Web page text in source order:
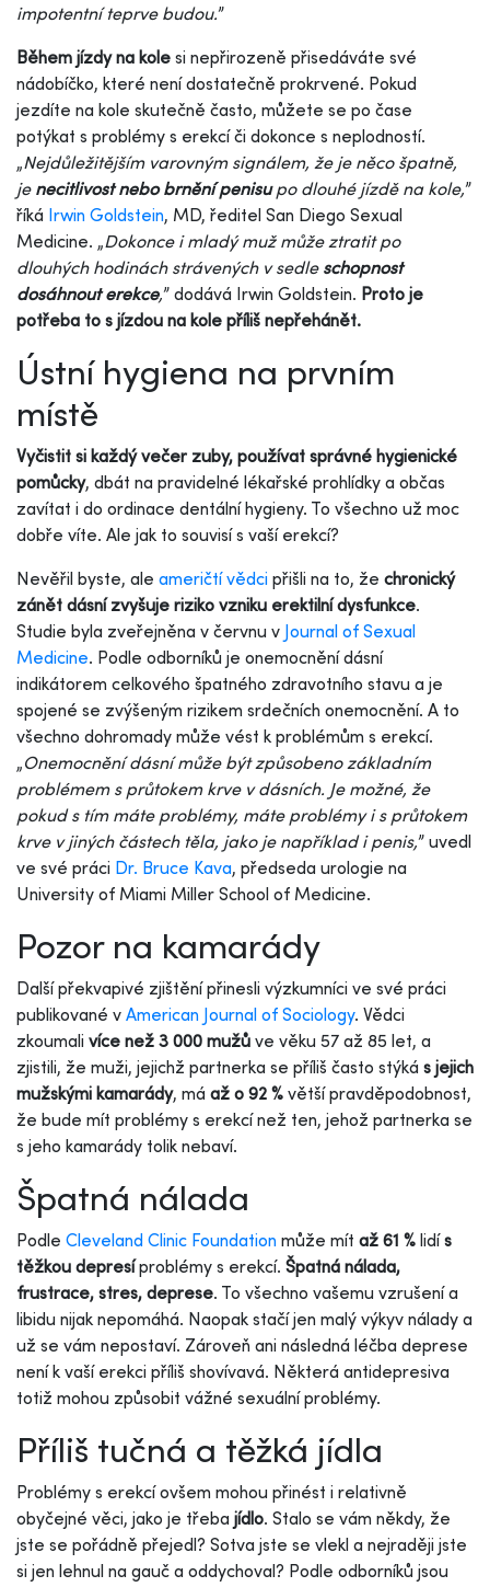
impotentní teprve budou.”
Během jízdy na kole si nepřirozeně přisedáváte své
nádobíčko, které není dostatečně prokrvené. Pokud
jezdíte na kole skutečně často, můžete se po čase
potýkat s problémy s erekcí či dokonce s neplodností.
„Nejdůležitějším varovným signálem, že je něco špatně,
je necitlivost nebo brnění penisupo dlouhé jízdě na kole,”
říká Irwin Goldstein, MD, ředitel San Diego Sexual
Medicine. „Dokonce i mladý muž může ztratit po
dlouhých hodinách strávených v sedle schopnost
dosáhnout erekce,” dodává Irwin Goldstein. Proto je
potřeba to s jízdou na kole příliš nepřehánět.
Ústní hygiena na prvním
místě
Vyčistit si každý večer zuby, používat správné hygienické
pomůcky, dbát na pravidelné lékařské prohlídky a občas
zavítat i do ordinace dentální hygieny. To všechno už moc
dobře víte. Ale jak to souvisí s vaší erekcí?
Nevěřil byste, ale američtí vědci přišli na to, že chronický
zánět dásní zvyšuje riziko vzniku erektilní dysfunkce.
Studie byla zveřejněna v červnu v Journal of Sexual
Medicine. Podle odborníků je onemocnění dásní
indikátorem celkového špatného zdravotního stavu a je
spojené se zvýšeným rizikem srdečních onemocnění. A to
všechno dohromady může vést k problémům s erekcí.
„Onemocnění dásní může být způsobeno základním
problémem s průtokem krve v dásních. Je možné, že
pokud s tím máte problémy, máte problémy i s průtokem
krve v jiných částech těla, jako je například i penis,” uvedl
ve své práci Dr. Bruce Kava, předseda urologie na
University of Miami Miller School of Medicine.
Pozor na kamarády
Další překvapivé zjištění přinesli výzkumníci ve své práci
publikované v American Journal of Sociology. Vědci
zkoumali více než 3 000 mužů ve věku 57 až 85 let, a
zjistili, že muži, jejichž partnerka se příliš často stýká s jejich
mužskými kamarády, má až o 92 % větší pravděpodobnost,
že bude mít problémy s erekcí než ten, jehož partnerka se
s jeho kamarády tolik nebaví.
Špatná nálada
Podle Cleveland Clinic Foundation může mít až 61 % lidís
těžkou depresíproblémy s erekcí. Špatná nálada,
frustrace, stres, deprese. To všechno vašemu vzrušení a
libidu nijak nepomáhá. Naopak stačí jen malý výkyv nálady a
už se vám nepostaví. Zároveň ani následná léčba deprese
není k vaší erekci příliš shovívavá. Některá antidepresiva
totiž mohou způsobit vážné sexuální problémy.
Příliš tučná a těžká jídla
Problémy s erekcí ovšem mohou přinést i relativně
obyčejné věci, jako je třeba jídlo. Stalo se vám někdy, že
jste se pořádně přejedl? Sotva jste se vlekl a nejraději jste
si jen lehnul na gauč a oddychoval? Podle odborníků jsou